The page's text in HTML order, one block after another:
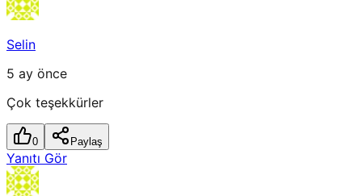
Selin
5 ay önce
Çok teşekkürler
0 Paylaş
Yanıtı Gör